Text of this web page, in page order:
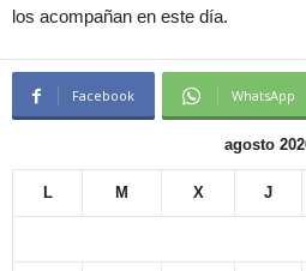
los acompañan en este día.
Facebook WhatsApp
agosto
L M X J